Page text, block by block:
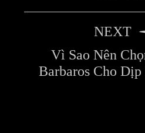
NEXT
Vì Sao Nên
Barbaros Cho Dịp